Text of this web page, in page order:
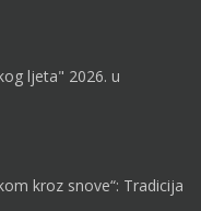
ljeta" 2026. u
kroz snove“: Tradicija